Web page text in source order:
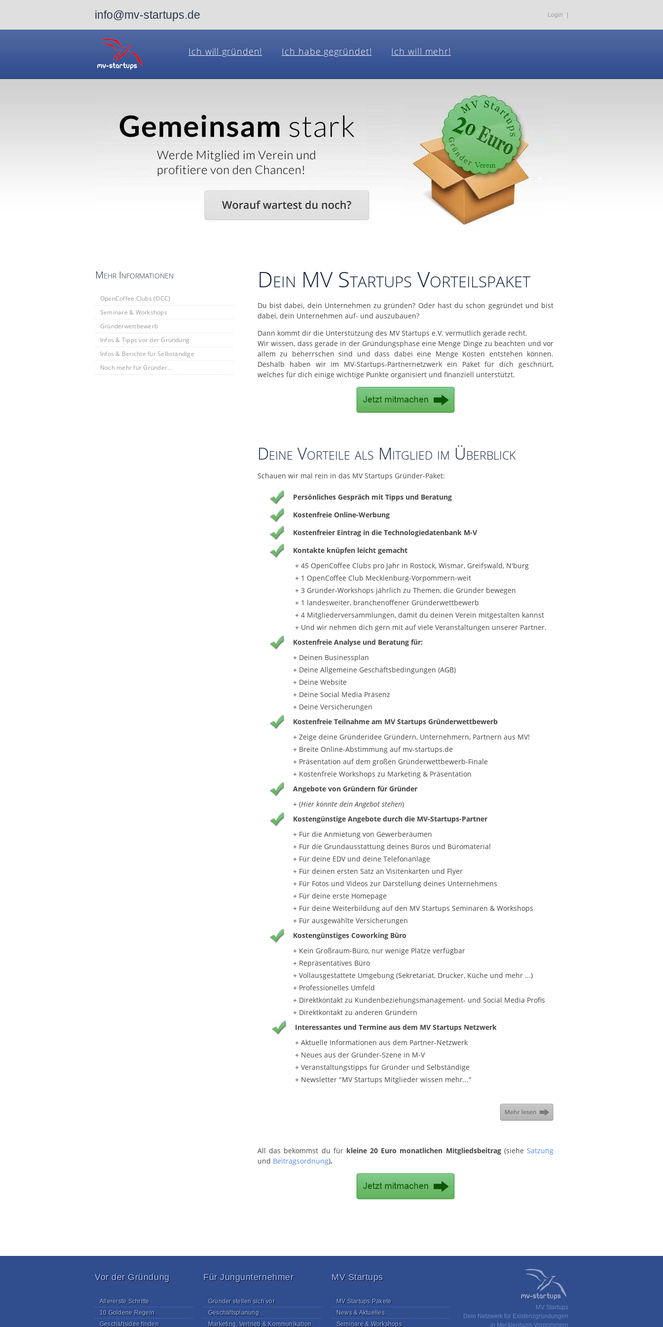
info@mv-startups.de Login
Ich will gründen! Ich habe gegründet! Ich will mehr!
Mehr Informationen
OpenCoffee Clubs (OCC)
Seminare & Workshops
Gründerwettbewerb
Infos & Tipps vor der Gründung
Infos & Berichte für Selbständige
Noch mehr für Gründer...
Dein MV Startups Vorteilspaket
Du bist dabei, dein Unternehmen zu gründen? Oder hast du schon gegründet und bist
dabei, dein Unternehmen auf- und auszubauen?
Dann kommt dir die Unterstützung des MV Startups e.V. vermutlich gerade recht.
Wir wissen, dass gerade in der Gründungsphase eine Menge Dinge zu beachten und vor
allem zu beherrschen sind und dass dabei eine Menge Kosten entstehen können.
Deshalb haben wir im MV-Startups-Partnernetzwerk ein Paket für dich geschnürt,
welches für dich einige wichtige Punkte organisiert und finanziell unterstützt.
Deine Vorteile als Mitglied im Überblick
Schauen wir mal rein in das MV Startups Gründer-Paket:
Persönliches Gespräch mit Tipps und Beratung
Kostenfreie Online-Werbung
Kostenfreier Eintrag in die Technologiedatenbank M-V
Kontakte knüpfen leicht gemacht
+ 45 OpenCoffee Clubs pro Jahr in Rostock, Wismar, Greifswald, N'burg
+ 1 OpenCoffee Club Mecklenburg-Vorpommern-weit
+ 3 Gründer-Workshops jährlich zu Themen, die Gründer bewegen
+ 1 landesweiter, branchenoffener Gründerwettbewerb
+ 4 Mitgliederversammlungen, damit du deinen Verein mitgestalten kannst
+ Und wir nehmen dich gern mit auf viele Veranstaltungen unserer Partner.
Kostenfreie Analyse und Beratung für:
+ Deinen Businessplan
+ Deine Allgemeine Geschäftsbedingungen (AGB)
+ Deine Website
+ Deine Social Media Präsenz
+ Deine Versicherungen
Kostenfreie Teilnahme am MV Startups Gründerwettbewerb
+ Zeige deine Gründeridee Gründern, Unternehmern, Partnern aus MV!
+ Breite Online-Abstimmung auf mv-startups.de
+ Präsentation auf dem großen Gründerwettbewerb-Finale
+ Kostenfreie Workshops zu Marketing & Präsentation
Angebote von Gründern für Gründer
+ (Hier könnte dein Angebot stehen)
Kostengünstige Angebote durch die MV-Startups-Partner
+ Für die Anmietung von Gewerberäumen
+ Für die Grundausstattung deines Büros und Büromaterial
+ Für deine EDV und deine Telefonanlage
+ Für deinen ersten Satz an Visitenkarten und Flyer
+ Für Fotos und Videos zur Darstellung deines Unternehmens
+ Für deine erste Homepage
+ Für deine Weiterbildung auf den MV Startups Seminaren & Workshops
+ Für ausgewählte Versicherungen
Kostengünstiges Coworking Büro
+ Kein Großraum-Büro, nur wenige Plätze verfügbar
+ Repräsentatives Büro
+ Vollausgestattete Umgebung (Sekretariat, Drucker, Küche und mehr ...)
+ Professionelles Umfeld
+ Direktkontakt zu Kundenbeziehungsmanagement- und Social Media Profis
+ Direktkontakt zu anderen Gründern
Interessantes und Termine aus dem MV Startups Netzwerk
+ Aktuelle Informationen aus dem Partner-Netzwerk
+ Neues aus der Gründer-Szene in M-V
+ Veranstaltungstipps für Gründer und Selbständige
+ Newsletter "MV Startups Mitglieder wissen mehr..."
All das bekommst du für kleine 20 Euro monatlichen Mitgliedsbeitrag (sieheSatzung
und Beitragsordnung).
Vor der Gründung
Allererste Schritte
10 Goldene Regeln
Geschäftsidee finden
Für Jungunternehmer
Gründer stellen sich vor
Geschäftsplanung
Marketing, Vertrieb & Kommunikation
MV Startups
MV Startups Pakete
News & Aktuelles
Seminare & Workshops
MV Startups
Dein Netzwerk für Existenzgründungen
in Mecklenburg-Vorpommern